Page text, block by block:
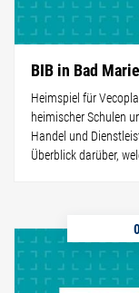
BIB in Bad
Heimspiel für
heimischer Schulen
Handel und
Überblick darüber,